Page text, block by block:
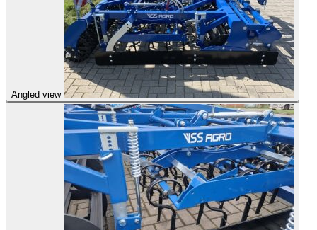
Angled view